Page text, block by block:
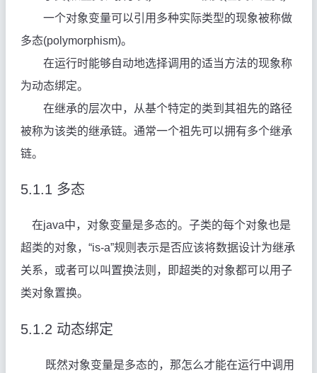
一个对象变量可以引用多种实际类型的现象被称做
多态(polymorphism)。
在运行时能够自动地选择调用的适当方法的现象称
为动态绑定。
在继承的层次中，从基个特定的类到其祖先的路径
被称为该类的继承链。通常一个祖先可以拥有多个继承
链。
5.1.1 多态
在java中，对象变量是多态的。子类的每个对象也是
超类的对象，“is-a”规则表示是否应该将数据设计为继承
关系，或者可以叫置换法则，即超类的对象都可以用子
类对象置换。
5.1.2 动态绑定
既然对象变量是多态的，那怎么才能在运行中调用